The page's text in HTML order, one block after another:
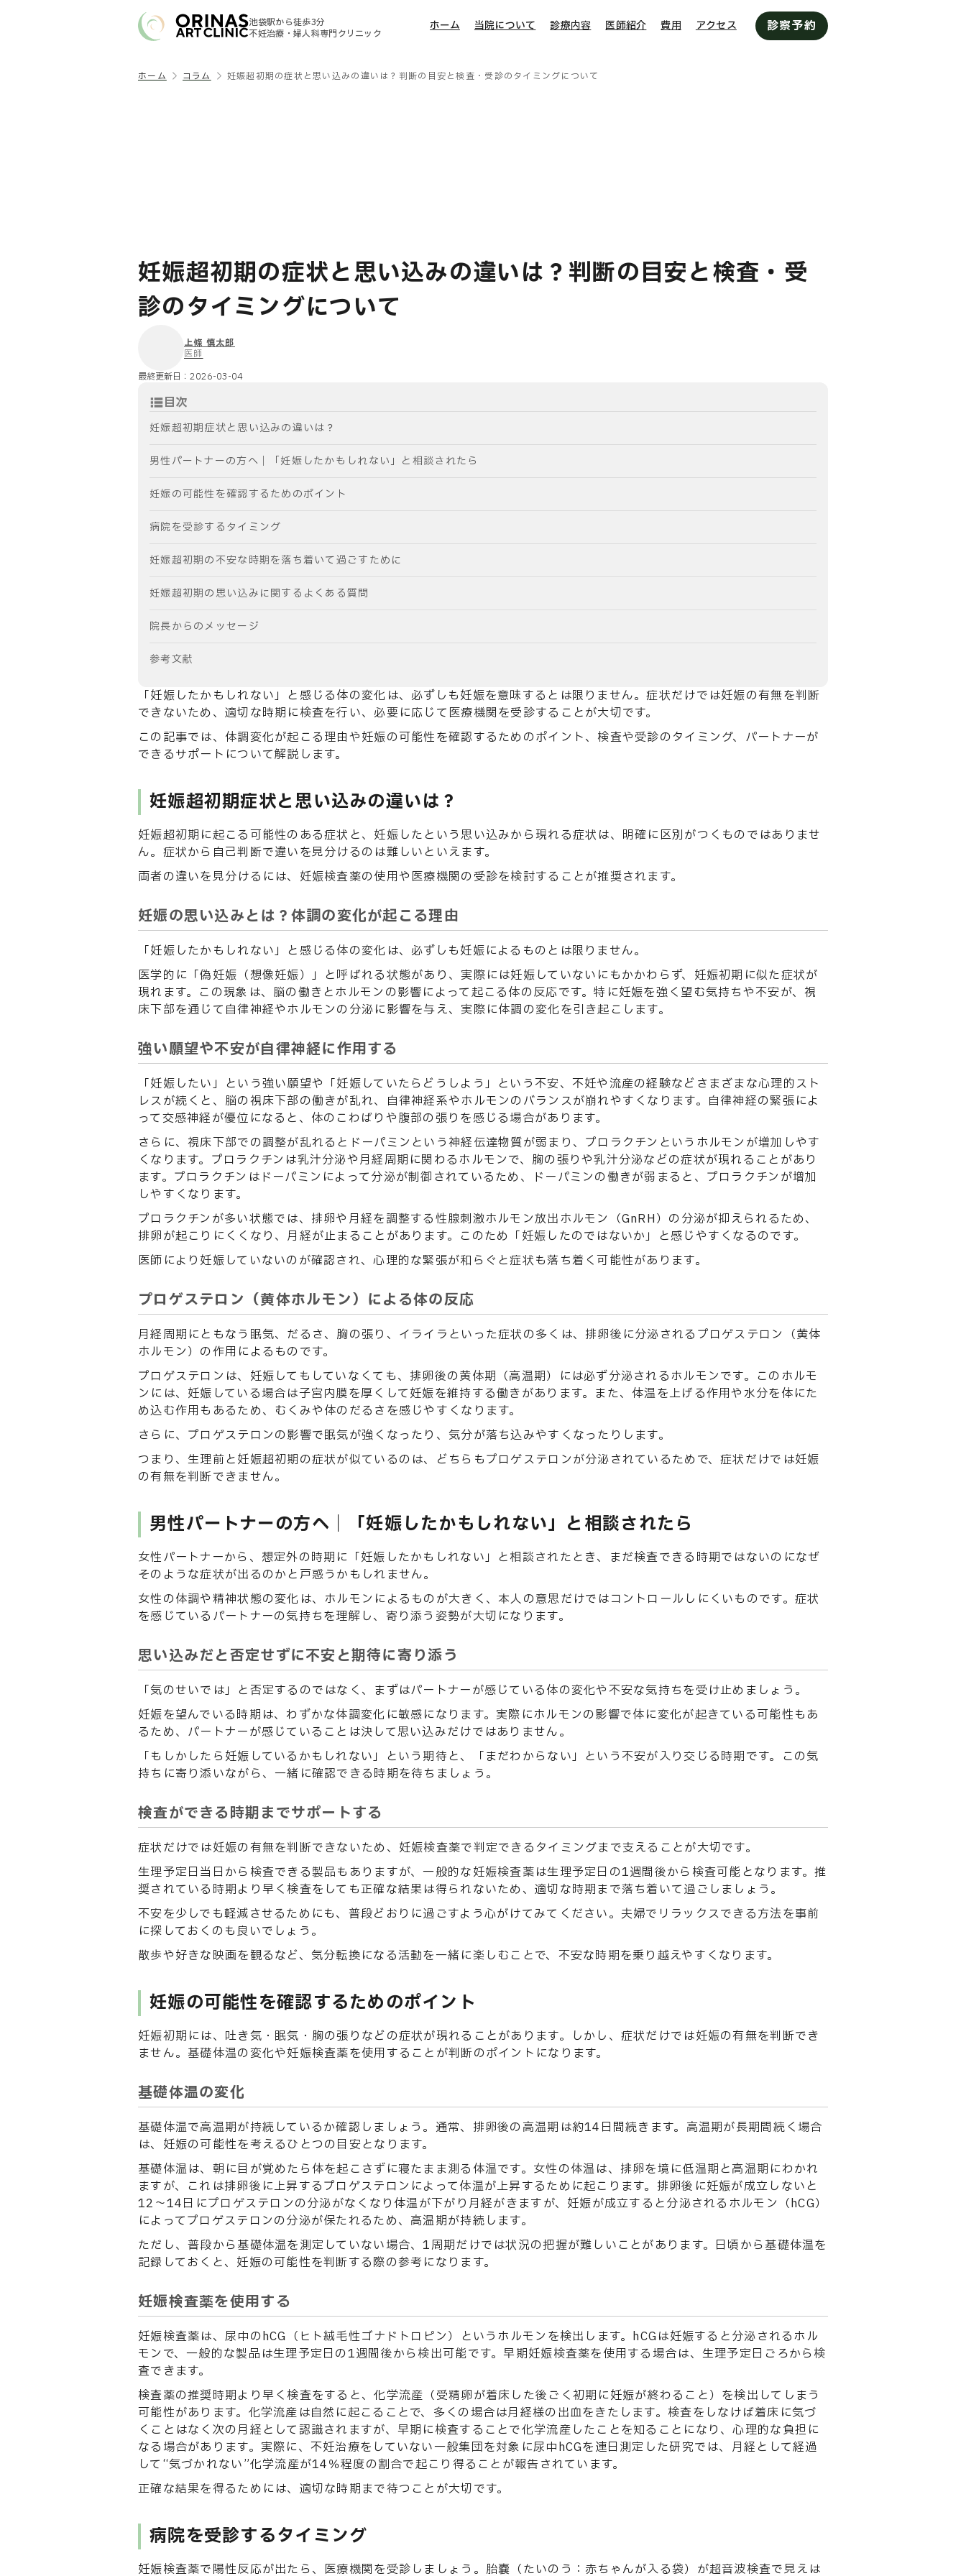
池袋駅から徒歩3分
不妊治療・婦人科専門クリニック
ホーム 当院について 診療内容 医師紹介 費用 アクセス 診察予約
ホーム コラム 妊娠超初期の症状と思い込みの違いは？判断の目安と検査・受診のタイミングについて
妊娠超初期の症状と思い込みの違いは？判断の目安と検査・受
診のタイミングについて
上條 慎太郎
医師
最終更新日： 2026-03-04
目次
妊娠超初期症状と思い込みの違いは？
男性パートナーの方へ｜「妊娠したかもしれない」と相談されたら
妊娠の可能性を確認するためのポイント
病院を受診するタイミング
妊娠超初期の不安な時期を落ち着いて過ごすために
妊娠超初期の思い込みに関するよくある質問
院長からのメッセージ
参考文献
「妊娠したかもしれない」と感じる体の変化は、必ずしも妊娠を意味するとは限りません。症状だけでは妊娠の有無を判断
できないため、適切な時期に検査を行い、必要に応じて医療機関を受診することが大切です。
この記事では、体調変化が起こる理由や妊娠の可能性を確認するためのポイント、検査や受診のタイミング、パートナーが
できるサポートについて解説します。
妊娠超初期症状と思い込みの違いは？
妊娠超初期に起こる可能性のある症状と、妊娠したという思い込みから現れる症状は、明確に区別がつくものではありませ
ん。症状から自己判断で違いを見分けるのは難しいといえます。
両者の違いを見分けるには、妊娠検査薬の使用や医療機関の受診を検討することが推奨されます。
妊娠の思い込みとは？体調の変化が起こる理由
「妊娠したかもしれない」と感じる体の変化は、必ずしも妊娠によるものとは限りません。
医学的に「偽妊娠（想像妊娠）」と呼ばれる状態があり、実際には妊娠していないにもかかわらず、妊娠初期に似た症状が
現れます。この現象は、脳の働きとホルモンの影響によって起こる体の反応です。特に妊娠を強く望む気持ちや不安が、視
床下部を通じて自律神経やホルモンの分泌に影響を与え、実際に体調の変化を引き起こします。
強い願望や不安が自律神経に作用する
「妊娠したい」という強い願望や「妊娠していたらどうしよう」という不安、不妊や流産の経験などさまざまな心理的スト
レスが続くと、脳の視床下部の働きが乱れ、自律神経系やホルモンのバランスが崩れやすくなります。自律神経の緊張によ
って交感神経が優位になると、体のこわばりや腹部の張りを感じる場合があります。
さらに、視床下部での調整が乱れるとドーパミンという神経伝達物質が弱まり、プロラクチンというホルモンが増加しやす
くなります。プロラクチンは乳汁分泌や月経周期に関わるホルモンで、胸の張りや乳汁分泌などの症状が現れることがあり
ます。プロラクチンはドーパミンによって分泌が制御されているため、ドーパミンの働きが弱まると、プロラクチンが増加
しやすくなります。
プロラクチンが多い状態では、排卵や月経を調整する性腺刺激ホルモン放出ホルモン（GnRH）の分泌が抑えられるため、
排卵が起こりにくくなり、月経が止まることがあります。このため「妊娠したのではないか」と感じやすくなるのです。
医師により妊娠していないのが確認され、心理的な緊張が和らぐと症状も落ち着く可能性があります。
プロゲステロン（黄体ホルモン）による体の反応
月経周期にともなう眠気、だるさ、胸の張り、イライラといった症状の多くは、排卵後に分泌されるプロゲステロン（黄体
ホルモン）の作用によるものです。
プロゲステロンは、妊娠してもしていなくても、排卵後の黄体期（高温期）には必ず分泌されるホルモンです。このホルモ
ンには、妊娠している場合は子宮内膜を厚くして妊娠を維持する働きがあります。また、体温を上げる作用や水分を体にた
め込む作用もあるため、むくみや体のだるさを感じやすくなります。
さらに、プロゲステロンの影響で眠気が強くなったり、気分が落ち込みやすくなったりします。
つまり、生理前と妊娠超初期の症状が似ているのは、どちらもプロゲステロンが分泌されているためで、症状だけでは妊娠
の有無を判断できません。
男性パートナーの方へ｜「妊娠したかもしれない」と相談されたら
女性パートナーから、想定外の時期に「妊娠したかもしれない」と相談されたとき、まだ検査できる時期ではないのになぜ
そのような症状が出るのかと戸惑うかもしれません。
女性の体調や精神状態の変化は、ホルモンによるものが大きく、本人の意思だけではコントロールしにくいものです。症状
を感じているパートナーの気持ちを理解し、寄り添う姿勢が大切になります。
思い込みだと否定せずに不安と期待に寄り添う
「気のせいでは」と否定するのではなく、まずはパートナーが感じている体の変化や不安な気持ちを受け止めましょう。
妊娠を望んでいる時期は、わずかな体調変化に敏感になります。実際にホルモンの影響で体に変化が起きている可能性もあ
るため、パートナーが感じていることは決して思い込みだけではありません。
「もしかしたら妊娠しているかもしれない」という期待と、「まだわからない」という不安が入り交じる時期です。この気
持ちに寄り添いながら、一緒に確認できる時期を待ちましょう。
検査ができる時期までサポートする
症状だけでは妊娠の有無を判断できないため、妊娠検査薬で判定できるタイミングまで支えることが大切です。
生理予定日当日から検査できる製品もありますが、一般的な妊娠検査薬は生理予定日の1週間後から検査可能となります。推
奨されている時期より早く検査をしても正確な結果は得られないため、適切な時期まで落ち着いて過ごしましょう。
不安を少しでも軽減させるためにも、普段どおりに過ごすよう心がけてみてください。夫婦でリラックスできる方法を事前
に探しておくのも良いでしょう。
散歩や好きな映画を観るなど、気分転換になる活動を一緒に楽しむことで、不安な時期を乗り越えやすくなります。
妊娠の可能性を確認するためのポイント
妊娠初期には、吐き気・眠気・胸の張りなどの症状が現れることがあります。しかし、症状だけでは妊娠の有無を判断でき
ません。基礎体温の変化や妊娠検査薬を使用することが判断のポイントになります。
基礎体温の変化
基礎体温で高温期が持続しているか確認しましょう。通常、排卵後の高温期は約14日間続きます。高温期が長期間続く場合
は、妊娠の可能性を考えるひとつの目安となります。
基礎体温は、朝に目が覚めたら体を起こさずに寝たまま測る体温です。女性の体温は、排卵を境に低温期と高温期にわかれ
ますが、これは排卵後に上昇するプロゲステロンによって体温が上昇するために起こります。排卵後に妊娠が成立しないと
12～14日にプロゲステロンの分泌がなくなり体温が下がり月経がきますが、妊娠が成立すると分泌されるホルモン（hCG）
によってプロゲステロンの分泌が保たれるため、高温期が持続します。
ただし、普段から基礎体温を測定していない場合、1周期だけでは状況の把握が難しいことがあります。日頃から基礎体温を
記録しておくと、妊娠の可能性を判断する際の参考になります。
妊娠検査薬を使用する
妊娠検査薬は、尿中のhCG（ヒト絨毛性ゴナドトロピン）というホルモンを検出します。hCGは妊娠すると分泌されるホル
モンで、一般的な製品は生理予定日の1週間後から検出可能です。早期妊娠検査薬を使用する場合は、生理予定日ごろから検
査できます。
検査薬の推奨時期より早く検査をすると、化学流産（受精卵が着床した後ごく初期に妊娠が終わること）を検出してしまう
可能性があります。化学流産は自然に起こることで、多くの場合は月経様の出血をきたします。検査をしなけば着床に気づ
くことはなく次の月経として認識されますが、早期に検査することで化学流産したことを知ることになり、心理的な負担に
なる場合があります。実際に、不妊治療をしていない一般集団を対象に尿中hCGを連日測定した研究では、月経として経過
して“気づかれない”化学流産が14％程度の割合で起こり得ることが報告されています。
正確な結果を得るためには、適切な時期まで待つことが大切です。
病院を受診するタイミング
妊娠検査薬で陽性反応が出たら、医療機関を受診しましょう。胎嚢（たいのう：赤ちゃんが入る袋）が超音波検査で見えは